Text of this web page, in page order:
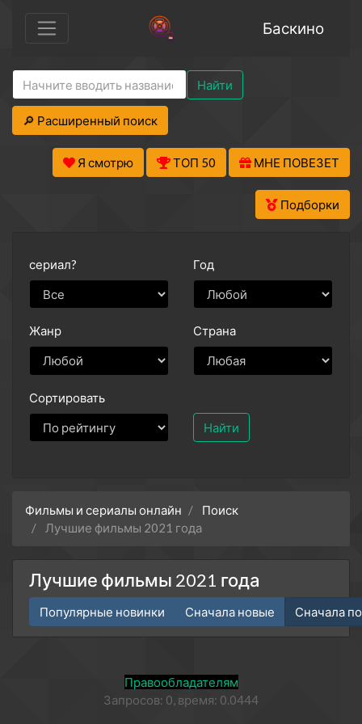
Баскино
Найти
🔎 Расширенный поиск
Я смотрю ТОП 50 МНЕ ПОВЕЗЕТ
Подборки
сериал? Год
Жанр Страна
Сортировать
Найти
Фильмы и сериалы онлайн
Поиск
Лучшие фильмы 2021 года
Лучшие фильмы 2021 года
Популярные новинки Сначала новые Сначала
Правообладателям
Запросов: 0, время: 0.0444